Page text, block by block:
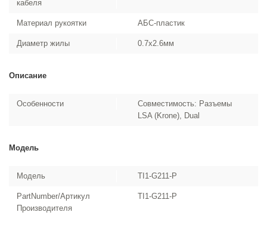
кабеля
Материал рукоятки АБС-пластик
Диаметр жилы 0.7x2.6мм
Описание
Особенности
Совместимость: Разъемы
LSA (Krone), Dual
Модель
Модель TI1-G211-P
PartNumber/Артикул
Производителя
TI1-G211-P